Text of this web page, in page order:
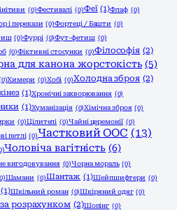
(0)Фестивалі (0)Феї (1)Флаф (0)
і перекази (0)Фортеці / Башти (0)
(0)Фуррі (0)Фут-фетиш (0)
(0)Фіктивні стосунки (0)Філософія (2)
для канона жорстокість (5)
Химери (0)Хобі (0)Холодна зброя (2)
(1)Хронічні захворювання (0)
(1)Хуманізація (0)Хімічна зброя (0)
(0)Цілителі (0)Чайні церемонії (0)
петлі (0)Частковий ООС (13)
Чоловіча вагітність (6)
вигодовування (0)Чорна мораль (0)
Шамани (0)Шантаж (1)Шейпшифтери (0)
(1)Шкільний роман (0)Шкіряний одяг (0)
розрахунком (2)Шопінг (0)